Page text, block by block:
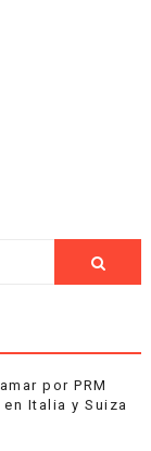
por PRM
Italia y Suiza